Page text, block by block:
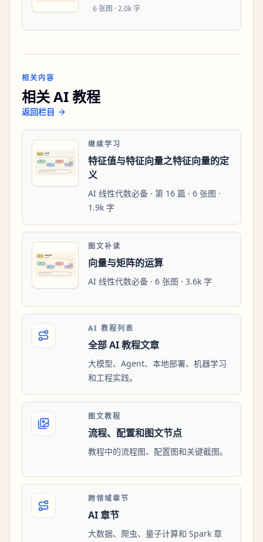
6 张图 ·2.0k 字
相关内容
相关 AI 教程
返回栏目
继续学习
特征值与特征向量之特征向量的定
义
AI 线性代数必备 · 第 16 篇 · 6 张图 ·
1.9k 字
图文补读
向量与矩阵的运算
AI 线性代数必备 · 6 张图 · 3.6k 字
AI 教程列表
全部 AI 教程文章
大模型、Agent、本地部署、机器学习
和工程实践。
图文教程
流程、配置和图文节点
教程中的流程图、配置图和关键截图。
跨领域章节
AI 章节
大数据、爬虫、量子计算和 Spark 章